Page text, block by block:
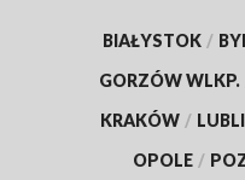
BIAŁYSTOK /
GORZÓW WLKP.
KRAKÓW /
OPOLE /